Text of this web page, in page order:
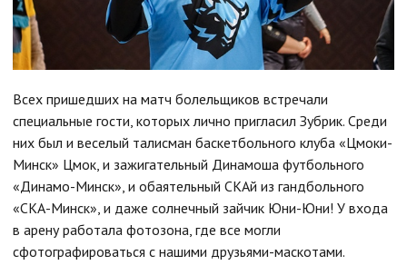
Всех пришедших на матч болельщиков встречали
специальные гости, которых лично пригласил Зубрик. Среди
них был и веселый талисман баскетбольного клуба «Цмоки-
Минск» Цмок, и зажигательный Динамоша футбольного
«Динамо-Минск», и обаятельный СКАй из гандбольного
«СКА-Минск», и даже солнечный зайчик Юни-Юни! У входа
в арену работала фотозона, где все могли
сфотографироваться с нашими друзьями-маскотами.